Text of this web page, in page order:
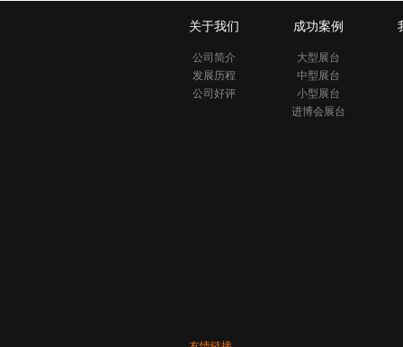
关于我们
公司简介
发展历程
公司好评
成功案例
大型展台
中型展台
小型展台
进博会展台